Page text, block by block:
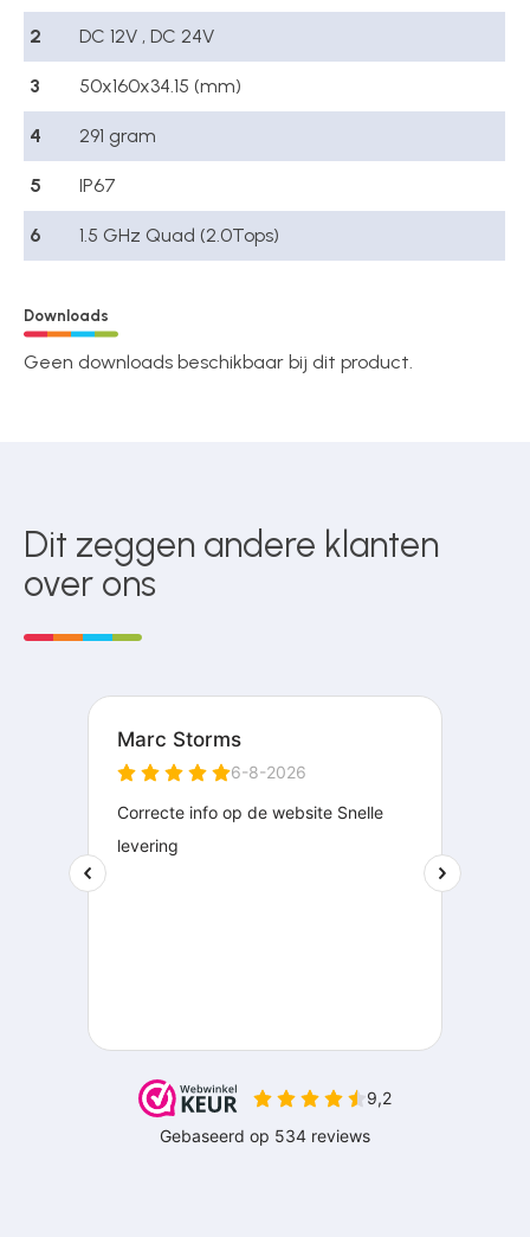
2 DC 12V , DC 24V
3 50x160x34.15 (mm)
4 291 gram
5 IP67
6 1.5 GHz Quad (2.0Tops)
Downloads
Geen downloads beschikbaar bij dit product.
Dit zeggen andere klanten
over ons